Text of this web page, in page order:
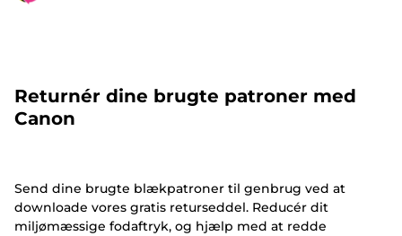
Returnér dine brugte patroner med
Canon
Send dine brugte blækpatroner til genbrug ved at
downloade vores gratis returseddel. Reducér dit
miljømæssige fodaftryk, og hjælp med at redde